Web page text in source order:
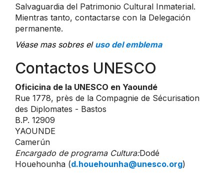
Salvaguardia del Patrimonio Cultural Inmaterial.
Mientras tanto, contactarse con la Delegación
permanente.
Véase mas sobres el uso del emblema
Contactos UNESCO
Oficicina de la UNESCO en Yaoundé
Rue 1778, près de la Compagnie de Sécurisation
des Diplomates - Bastos
B.P. 12909
YAOUNDE
Camerún
Encargado de programa Cultura:Dodé
Houehounha (d.houehounha@unesco.org)